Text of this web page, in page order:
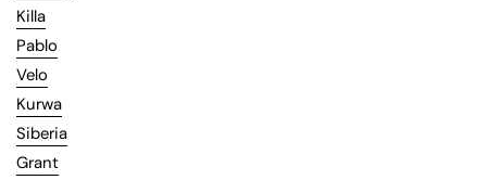
Killa
Pablo
Velo
Kurwa
Siberia
Grant